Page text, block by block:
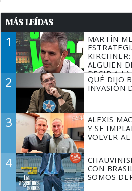
MÁS LEÍDAS
1
MARTÍN
ALGUIEN
DECIR A
TIENE QUE
2
QUÉ DIJO
INVASIÓN
3
ALEXIS
Y SE
VOLVER
4
CON
SOMOS